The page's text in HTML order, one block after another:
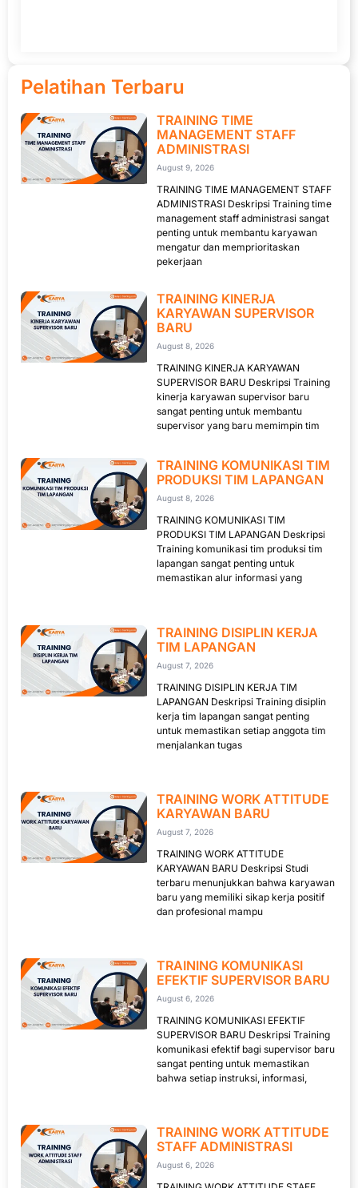
Pelatihan Terbaru
TRAINING TIME
MANAGEMENT STAFF
ADMINISTRASI
August 9, 2026
TRAINING TIME MANAGEMENT STAFF
ADMINISTRASI Deskripsi Training time
management staff administrasi sangat
penting untuk membantu karyawan
mengatur dan memprioritaskan
pekerjaan
TRAINING KINERJA
KARYAWAN SUPERVISOR
BARU
August 8, 2026
TRAINING KINERJA KARYAWAN
SUPERVISOR BARU Deskripsi Training
kinerja karyawan supervisor baru
sangat penting untuk membantu
supervisor yang baru memimpin tim
TRAINING KOMUNIKASI TIM
PRODUKSI TIM LAPANGAN
August 8, 2026
TRAINING KOMUNIKASI TIM
PRODUKSI TIM LAPANGAN Deskripsi
Training komunikasi tim produksi tim
lapangan sangat penting untuk
memastikan alur informasi yang
TRAINING DISIPLIN KERJA
TIM LAPANGAN
August 7, 2026
TRAINING DISIPLIN KERJA TIM
LAPANGAN Deskripsi Training disiplin
kerja tim lapangan sangat penting
untuk memastikan setiap anggota tim
menjalankan tugas
TRAINING WORK ATTITUDE
KARYAWAN BARU
August 7, 2026
TRAINING WORK ATTITUDE
KARYAWAN BARU Deskripsi Studi
terbaru menunjukkan bahwa karyawan
baru yang memiliki sikap kerja positif
dan profesional mampu
TRAINING KOMUNIKASI
EFEKTIF SUPERVISOR BARU
August 6, 2026
TRAINING KOMUNIKASI EFEKTIF
SUPERVISOR BARU Deskripsi Training
komunikasi efektif bagi supervisor baru
sangat penting untuk memastikan
bahwa setiap instruksi, informasi,
TRAINING WORK ATTITUDE
STAFF ADMINISTRASI
August 6, 2026